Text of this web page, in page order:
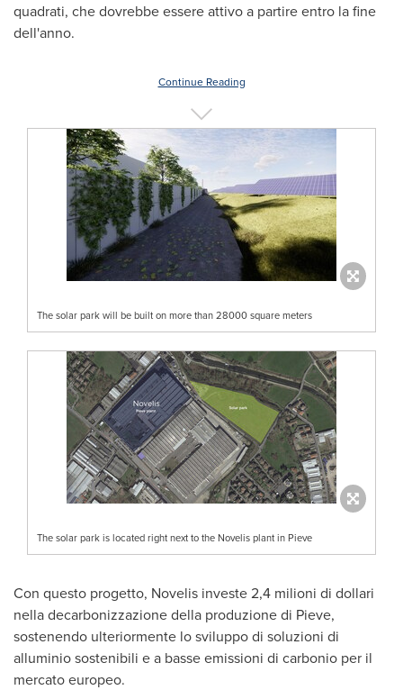
quadrati, che dovrebbe essere attivo a partire entro la fine
dell'anno.
Continue Reading
The solar park will be built on more than 28000 square meters
The solar park is located right next to the Novelis plant in Pieve
Con questo progetto, Novelis investe 2,4 milioni di dollari
nella decarbonizzazione della produzione di Pieve,
sostenendo ulteriormente lo sviluppo di soluzioni di
alluminio sostenibili e a basse emissioni di carbonio per il
mercato europeo.